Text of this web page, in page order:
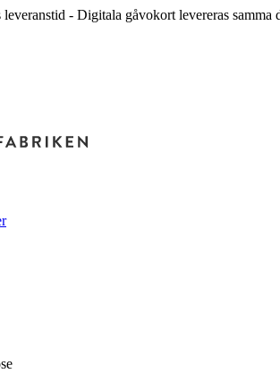
- Digitala gåvokort levereras samma